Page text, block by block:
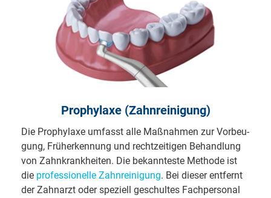
Prophylaxe (Zahnreinigung)
Die Prophylaxe umfasst alle Maßnahmen zur Vor­beu­
gung, Früh­erke­nnung und recht­zeitigen Be­han­dlung
von Zahn­krank­heiten. Die be­kann­te­ste Methode ist
die pro­fe­ssionelle Zahn­rei­ni­gung. Bei dieser entfernt
der Zahn­arzt oder speziell geschultes Fach­personal